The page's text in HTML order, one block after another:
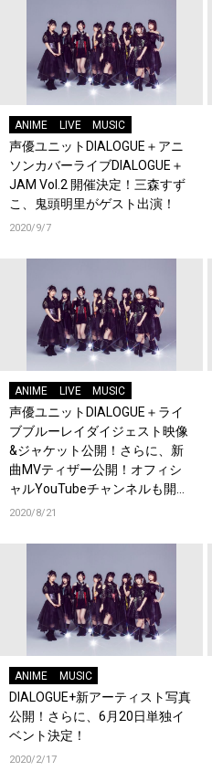
ANIME LIVE MUSIC
声優ユニットDIALOGUE＋アニ
ソンカバーライブDIALOGUE＋
JAM Vol.2 開催決定！三森すず
こ、鬼頭明里がゲスト出演！
2020/9/7
ANIME LIVE MUSIC
声優ユニットDIALOGUE＋ライ
ブブルーレイダイジェスト映像
&ジャケット公開！さらに、新
曲MVティザー公開！オフィシ
ャルYouTubeチャンネルも開
設！
2020/8/21
ANIME MUSIC
DIALOGUE+新アーティスト写真
公開！さらに、6月20日単独イ
ベント決定！
2020/2/17